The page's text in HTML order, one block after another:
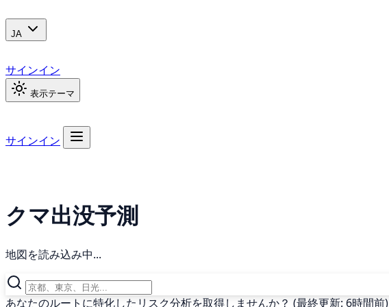
JA
サインイン
表示テーマ
サインイン
クマ出没予測
地図を読み込み中...
あなたのルートに特化したリスク分析を取得しませんか？ (最終更新: 6時間前)